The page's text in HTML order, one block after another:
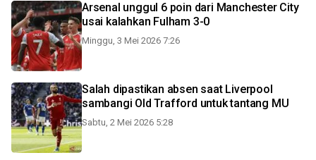
Arsenal unggul 6 poin dari Manchester City
usai kalahkan Fulham 3-0
Minggu, 3 Mei 2026 7:26
Salah dipastikan absen saat Liverpool
sambangi Old Trafford untuk tantang MU
Sabtu, 2 Mei 2026 5:28